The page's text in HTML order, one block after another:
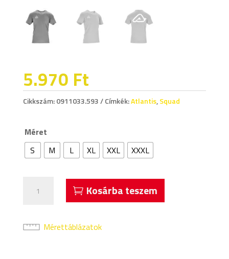
5.970 Ft
Cikkszám:0911033.593 Címkék:Atlantis,Squad
Méret
S
M L XL XXL XXXL
Atlantis
Póló
Kosárba teszem
Mérettáblázatok